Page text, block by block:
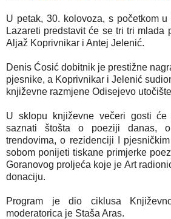
U petak, 30. kolovoza, s početkom
Lazareti predstavit će se tri tri mlada
Aljaž Koprivnikar i Antej Jelenić.
Denis Ćosić dobitnik je prestižne
pjesnike, a Koprivnikar i Jelenić
književne razmjene Odisejevo
U sklopu književne večeri gosti će
saznati štošta o poeziji danas,
trendovima, o rezidenciji I
sobom ponijeti tiskane primjerke
Goranovog proljeća koje je Art
donaciju.
Program je dio ciklusa
moderatorica je Staša Aras.